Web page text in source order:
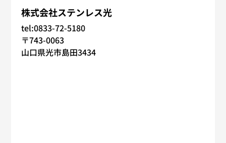
株式会社ステンレス光
tel:0833-72-5180
〒743-0063
山口県光市島田3434